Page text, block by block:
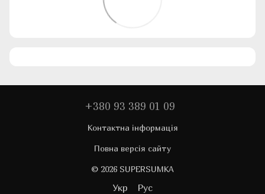
+380 93 389 01 09
Контактна інформація
Повна версія сайту
© 2026 SUPERSUMKA
Укр Рус